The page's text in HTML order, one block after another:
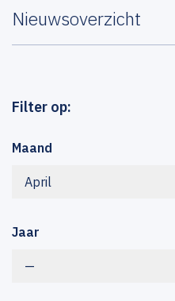
Nieuwsoverzicht
Filter op:
Maand
April
Jaar
—